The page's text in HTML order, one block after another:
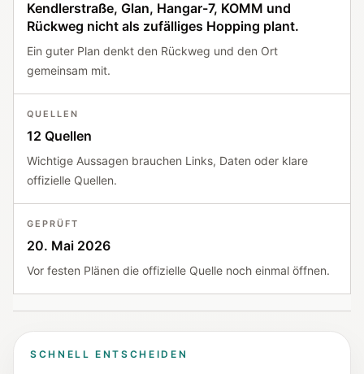
Kendlerstraße, Glan, Hangar-7, KOMM und
Rückweg nicht als zufälliges Hopping plant.
Ein guter Plan denkt den Rückweg und den Ort
gemeinsam mit.
QUELLEN
12 Quellen
Wichtige Aussagen brauchen Links, Daten oder klare
offizielle Quellen.
GEPRÜFT
20. Mai 2026
Vor festen Plänen die offizielle Quelle noch einmal öffnen.
SCHNELL ENTSCHEIDEN